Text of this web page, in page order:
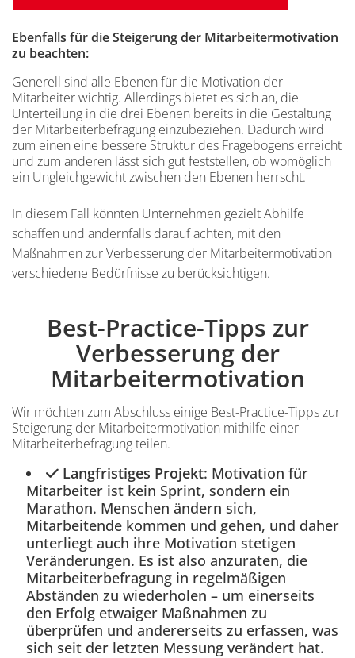
Einleitung
Ebenfalls für die Steigerung der Mitarbeitermotivation
zu beachten:
Generell sind alle Ebenen für die Motivation der
Mitarbeiter wichtig. Allerdings bietet es sich an, die
Unterteilung in die drei Ebenen bereits in die Gestaltung
der Mitarbeiterbefragung einzubeziehen. Dadurch wird
zum einen eine bessere Struktur des Fragebogens erreicht
und zum anderen lässt sich gut feststellen, ob womöglich
ein Ungleichgewicht zwischen den Ebenen herrscht.
Inhalt
In diesem Fall könnten Unternehmen gezielt Abhilfe
schaffen und andernfalls darauf achten, mit den
Maßnahmen zur Verbesserung der Mitarbeitermotivation
verschiedene Bedürfnisse zu berücksichtigen.
Einleitung
Best-Practice-Tipps zur
Verbesserung der
Mitarbeitermotivation
Wir möchten zum Abschluss einige Best-Practice-Tipps zur
Steigerung der Mitarbeitermotivation mithilfe einer
Mitarbeiterbefragung teilen.
Langfristiges Projekt: Motivation für
Mitarbeiter ist kein Sprint, sondern ein
Marathon. Menschen ändern sich,
Mitarbeitende kommen und gehen, und daher
unterliegt auch ihre Motivation stetigen
Veränderungen. Es ist also anzuraten, die
Mitarbeiterbefragung in regelmäßigen
Abständen zu wiederholen – um einerseits
den Erfolg etwaiger Maßnahmen zu
überprüfen und andererseits zu erfassen, was
sich seit der letzten Messung verändert hat.